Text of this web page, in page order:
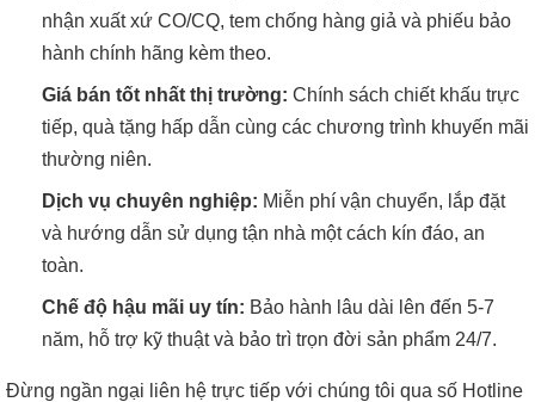
nhận xuất xứ CO/CQ, tem chống hàng giả và phiếu bảo
hành chính hãng kèm theo.
Giá bán tốt nhất thị trường: Chính sách chiết khấu trực
tiếp, quà tặng hấp dẫn cùng các chương trình khuyến mãi
thường niên.
Dịch vụ chuyên nghiệp: Miễn phí vận chuyển, lắp đặt
và hướng dẫn sử dụng tận nhà một cách kín đáo, an
toàn.
Chế độ hậu mãi uy tín: Bảo hành lâu dài lên đến 5-7
năm, hỗ trợ kỹ thuật và bảo trì trọn đời sản phẩm 24/7.
Đừng ngần ngại liên hệ trực tiếp với chúng tôi qua số Hotline